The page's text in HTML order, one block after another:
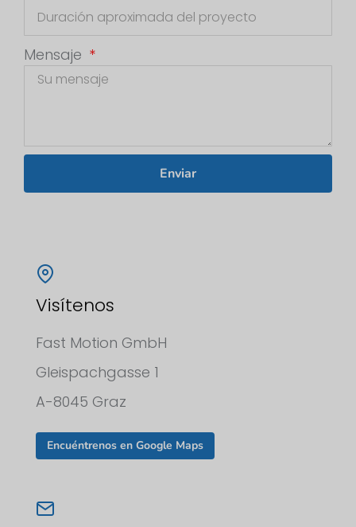
Mensaje
Enviar
Visítenos
Fast Motion GmbH
Gleispachgasse 1
A-8045 Graz
Encuéntrenos en Google Maps